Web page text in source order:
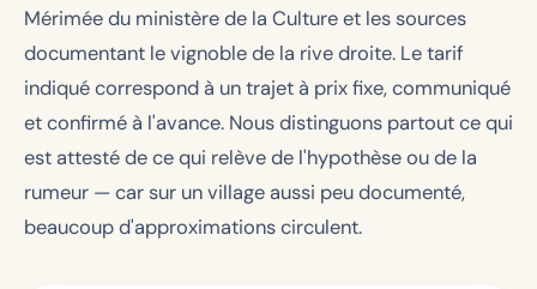
Mérimée du ministère de la Culture et les sources
documentant le vignoble de la rive droite. Le tarif
indiqué correspond à un trajet à prix fixe, communiqué
et confirmé à l'avance. Nous distinguons partout ce qui
est attesté de ce qui relève de l'hypothèse ou de la
rumeur — car sur un village aussi peu documenté,
beaucoup d'approximations circulent.